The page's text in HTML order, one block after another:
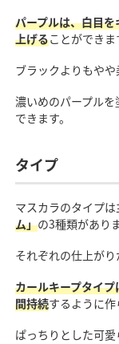
パープルは、白目
上げることができま
ブラックよりもやや
濃いめのパープル
できます。
タイプ
マスカラのタイプは
ム」の3種類がありま
それぞれの仕上がり
カールキープタイ
間持続するように作
ぱっちりとした可愛